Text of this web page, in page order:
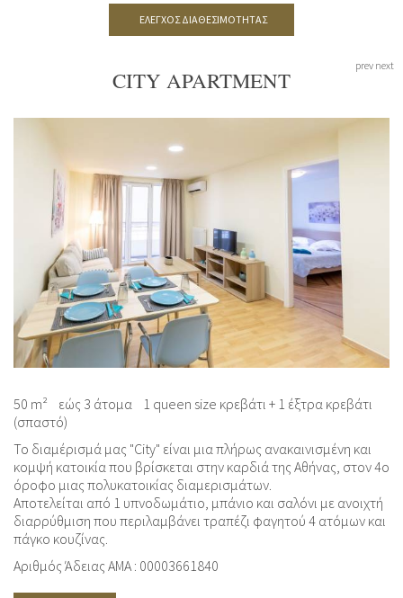
ΈΛΕΓΧΟΣ ΔΙΑΘΕΣΙΜΌΤΗΤΑΣ
CITY APARTMENT
prev next
50 m² εώς 3 άτομα 1 queen size κρεβάτι + 1 έξτρα κρεβάτι
(σπαστό)
Το διαμέρισμά μας "City" είναι μια πλήρως ανακαινισμένη και
κομψή κατοικία που βρίσκεται στην καρδιά της Αθήνας, στον 4ο
όροφο μιας πολυκατοικίας διαμερισμάτων.
Αποτελείται από 1 υπνοδωμάτιο, μπάνιο και σαλόνι με ανοιχτή
διαρρύθμιση που περιλαμβάνει τραπέζι φαγητού 4 ατόμων και
πάγκο κουζίνας.
Αριθμός Άδειας ΑΜΑ : 00003661840